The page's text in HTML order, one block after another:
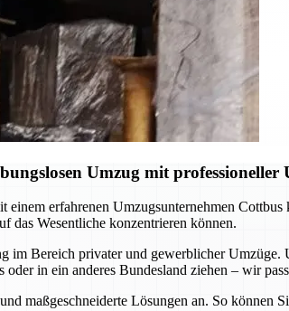
Umzug mit professioneller
erfahrenen Umzugsunternehmen
das Wesentliche konzentrieren können.
im Bereich privater und gewerblicher
in ein anderes Bundesland ziehen – wir
maßgeschneiderte Lösungen an. So können